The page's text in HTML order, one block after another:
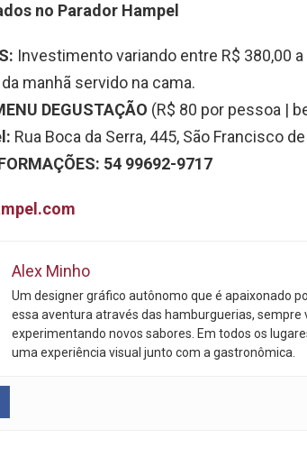
no Parador Hampel
Investimento variando entre R$ 380,00
manhã servido na cama.
DEGUSTAÇÃO (R$ 80 por pessoa |
Rua Boca da Serra, 445, São Francisco
54 99692-9717
Alex Minho
Um designer gráfico autônomo que é apaixonado
essa aventura através das hamburguerias, sempre
experimentando novos sabores. Em todos os
uma experiência visual junto com a gastronômica.